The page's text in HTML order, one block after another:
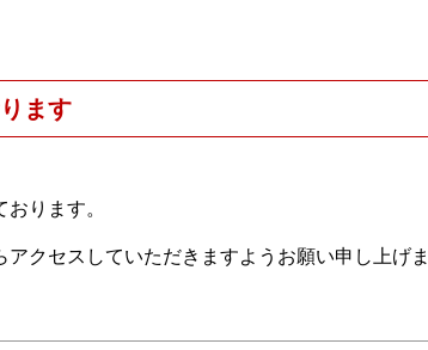
ます
ります。
クセスしていただきますようお願い申し上げ